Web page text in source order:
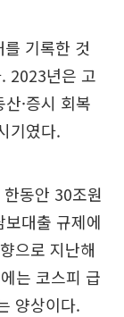
기록한 것
2023년은 고
·증시 회복
기였다.
동안 30조원
대출 규제에
으로 지난해
는 코스피 급
양상이다.